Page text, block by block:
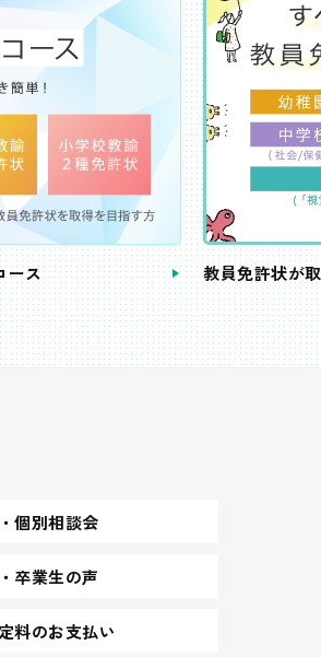
ース 教員免許状が
個別相談会
卒業生の声
料のお支払い